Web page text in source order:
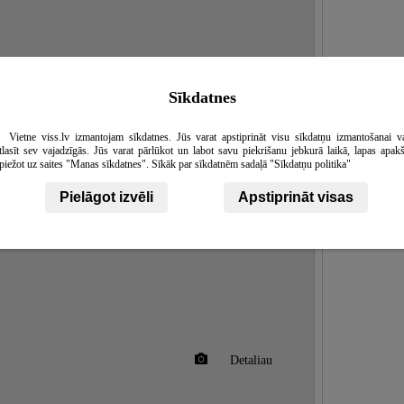
Detaliau
Sīkdatnes
Vietne viss.lv izmantojam sīkdatnes. Jūs varat apstiprināt visu sīkdatņu izmantošanai
sev vajadzīgās. Jūs varat pārlūkot un labot savu piekrišanu jebkurā laikā, lapas
uz saites "Manas sīkdatnes". Sīkāk par sīkdatnēm sadaļā "Sīkdatņu politika"
Pielāgot izvēli Apstiprināt visas